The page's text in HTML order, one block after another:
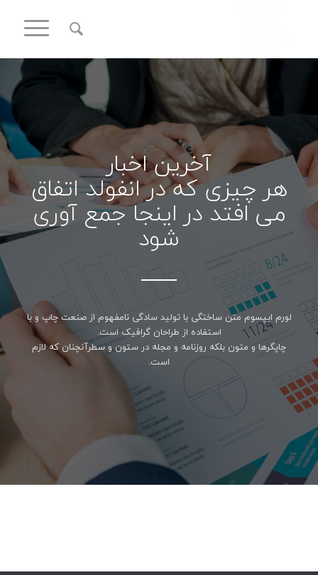
آخرین اخبار
هر چیزی که در انفولد اتفاق
می افتد در اینجا جمع آوری
شود
لورم ایپسوم متن ساختگی با تولید سادگی نامفهوم از صنعت چاپ و با
استفاده از طراحان گرافیک است.
چاپگرها و متون بلکه روزنامه و مجله در ستون و سطرآنچنان که لازم
است.